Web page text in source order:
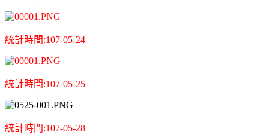
統計時間:107-05-24
統計時間:107-05-25
統計時間:107-05-28